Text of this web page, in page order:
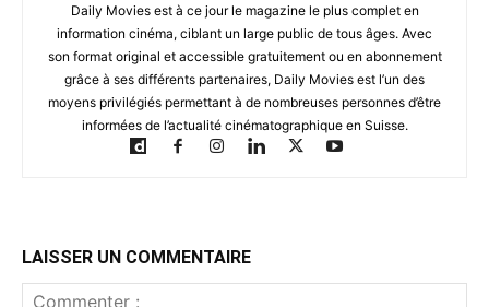
Daily Movies est à ce jour le magazine le plus complet en
information cinéma, ciblant un large public de tous âges. Avec
son format original et accessible gratuitement ou en abonnement
grâce à ses différents partenaires, Daily Movies est l’un des
moyens privilégiés permettant à de nombreuses personnes d’être
informées de l’actualité cinématographique en Suisse.
LAISSER UN COMMENTAIRE